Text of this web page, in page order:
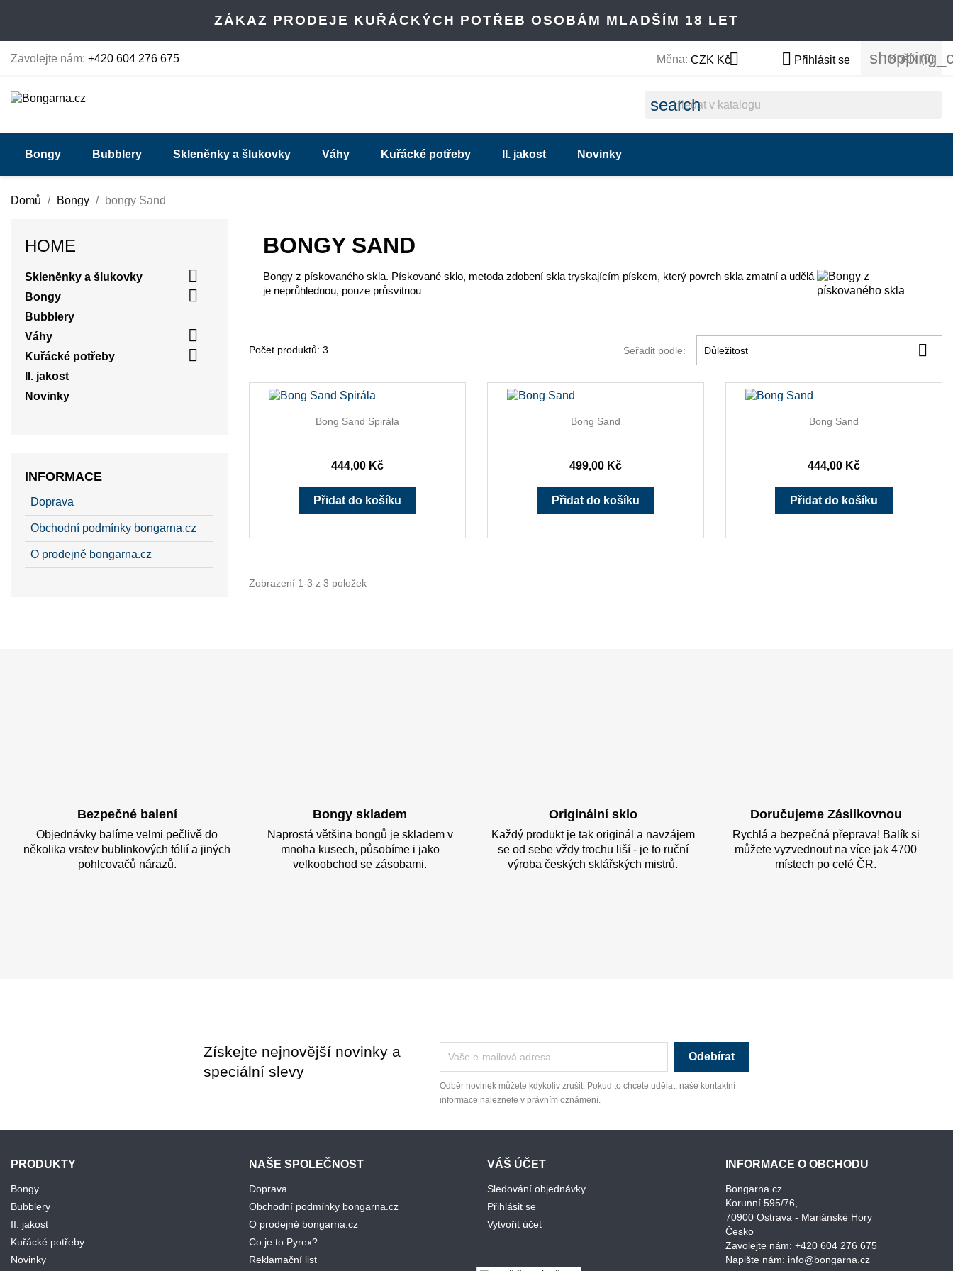
ZÁKAZ PRODEJE KUŘÁCKÝCH POTŘEB OSOBÁM MLADŠÍM 18 LET
Zavolejte nám: +420 604 276 675 Měna: CZK Kč  Přihlásit se Košík (0)
search
Bongy Bubblery Skleněnky a šlukovky Váhy Kuřácké potřeby II. jakost Novinky
Domů Bongy bongy Sand
HOME
Skleněnky a šlukovky 
Bongy 
Bubblery
Váhy

Kuřácké potřeby 
II. jakost
Novinky
INFORMACE
Doprava
Obchodní podmínky bongarna.cz
O prodejně bongarna.cz
BONGY SAND
Bongy z pískovaného skla. Pískované sklo, metoda zdobení skla tryskajícím pískem, který povrch skla zmatní a udělá
je neprůhlednou, pouze průsvitnou
Počet produktů: 3 Seřadit podle: Důležitost 
 Rychlý náhled
Bong Sand Spirála
444,00 Kč
Přidat do košíku
Rychlý náhled
Bong Sand
499,00 Kč
Přidat do košíku
Rychlý náhled
Bong Sand
444,00 Kč
Přidat do košíku
Zobrazení 1-3 z 3 položek
Bezpečné balení
Objednávky balíme velmi pečlivě do
několika vrstev bublinkových fólií a jiných
pohlcovačů nárazů.
Bongy skladem
Naprostá většina bongů je skladem v
mnoha kusech, působíme i jako
velkoobchod se zásobami.
Originální sklo
Každý produkt je tak originál a navzájem
se od sebe vždy trochu liší - je to ruční
výroba českých sklářských mistrů.
Doručujeme Zásilkovnou
Rychlá a bezpečná přeprava! Balík si
můžete vyzvednout na více jak 4700
místech po celé ČR.
Získejte nejnovější novinky a
speciální slevy
Odběr novinek můžete kdykoliv zrušit. Pokud to chcete udělat, naše kontaktní
informace naleznete v právním oznámení.
PRODUKTY
Bongy
Bubblery
II. jakost
Kuřácké potřeby
Novinky
NAŠE SPOLEČNOST
Doprava
Obchodní podmínky bongarna.cz
O prodejně bongarna.cz
Co je to Pyrex?
Reklamační list
VÁŠ ÚČET
Sledování objednávky
Přihlásit se
Vytvořit účet
INFORMACE O OBCHODU
Bongarna.cz
Korunní 595/76,
70900 Ostrava - Mariánské Hory
Česko
Zavolejte nám: +420 604 276 675
Napište nám: info@bongarna.cz